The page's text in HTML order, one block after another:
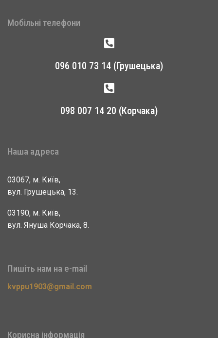
Мобільні телефони
096 010 73 14 (Грушецька)
098 007 14 20 (Корчака)
Наша адреса
03067, м. Київ,
вул. Грушецька, 13.
03190, м. Київ,
вул. Януша Корчака, 8.
Пишіть нам на e-mail
kvppu1903@gmail.com
Корисна інформація